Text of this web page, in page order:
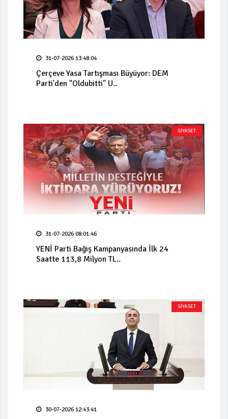
31-07-2026 13:48:04
Çerçeve Yasa Tartışması Büyüyor: DEM
Parti'den "Oldubitti" U..
SİYASET
31-07-2026 08:01:46
YENİ Parti Bağış Kampanyasında İlk 24
Saatte 113,8 Milyon TL..
SİYASET
30-07-2026 12:43:41